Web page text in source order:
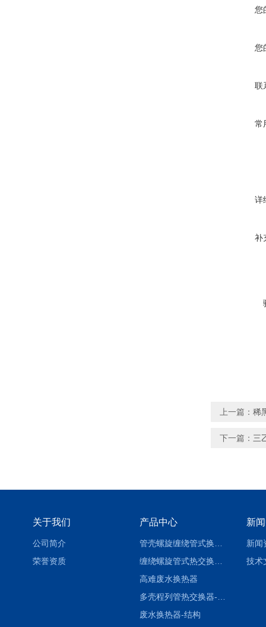
您
您
联
常
详
补
上一篇： 稀
下一篇： 三
关于我们
公司简介
荣誉资质
产品中心
高难废水换热器
废水换热器-结构
新
新闻
技术